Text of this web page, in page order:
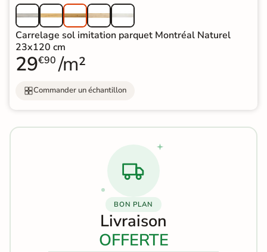
Carrelage sol imitation parquet Montréal Naturel
23x120 cm
29€90 /m²
Commander un échantillon
BON PLAN
Livraison
OFFERTE